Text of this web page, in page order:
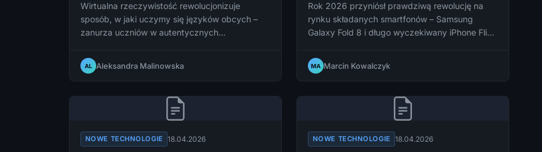
Wirtualna rzeczywistość rewolucjonizuje
sposób, w jaki uczymy się języków obcych –
zanurza uczniów w autentycznych
wychodzenia z domu. Sprawdzamy, jak e-
learning VR zmienia oblicze edukacji językowej
nauki.
AL Aleksandra Malinowska
Rok 2026 przyniósł prawdziwą rewolucję na
rynku składanych smartfonów – Samsung
Galaxy Fold 8 i długo wyczekiwany iPhone Flip
miano najlepszego foldable'a na rynku.
MA Marcin Kowalczyk
NOWE TECHNOLOGIE 18.04.2026 NOWE TECHNOLOGIE 18.04.2026